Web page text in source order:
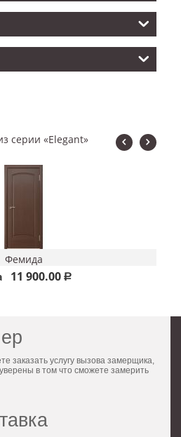
серии «Elegant»
Фемида
11 900.00 Р
заказать услугу вызова замерщика,
в том что сможете замерить